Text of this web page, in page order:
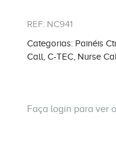
REF: NC941
Categorias: Painéis
Call C-TEC, Nurse
Faça login para ver